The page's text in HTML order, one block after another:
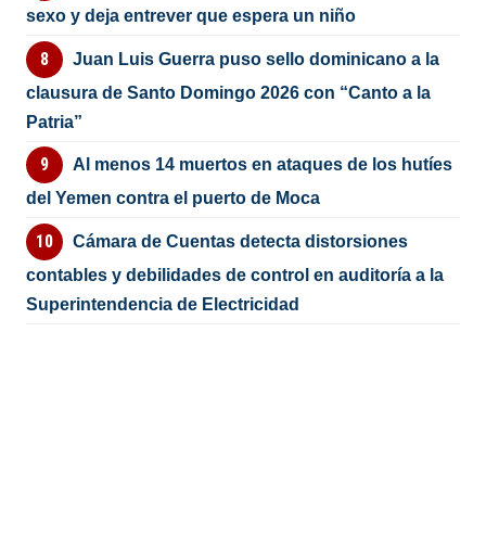
sexo y deja entrever que espera un niño
Juan Luis Guerra puso sello dominicano a la
clausura de Santo Domingo 2026 con “Canto a la
Patria”
Al menos 14 muertos en ataques de los hutíes
del Yemen contra el puerto de Moca
Cámara de Cuentas detecta distorsiones
contables y debilidades de control en auditoría a la
Superintendencia de Electricidad